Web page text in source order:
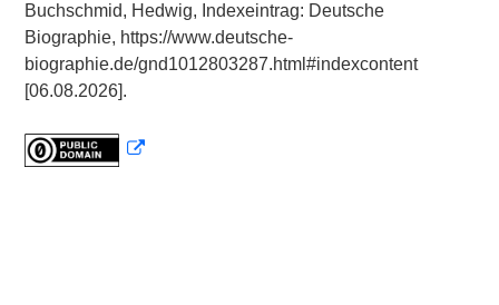
Buchschmid, Hedwig, Indexeintrag: Deutsche
Biographie, https://www.deutsche-
biographie.de/gnd1012803287.html#indexcontent
[06.08.2026].